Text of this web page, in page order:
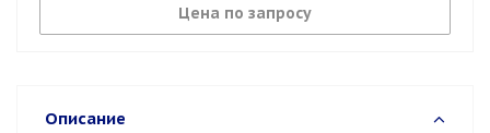
Цена по запросу
Описание